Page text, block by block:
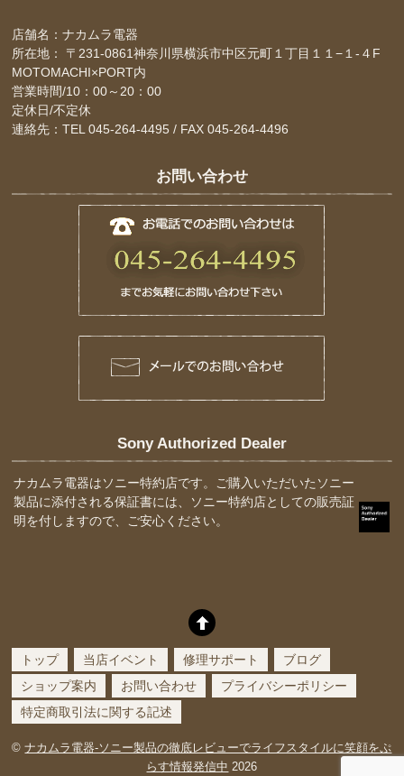
店舗名：ナカムラ電器
所在地： 〒231-0861神奈川県横浜市中区元町１丁目１１−１-４F
MOTOMACHI×PORT内
営業時間/10：00～20：00
定休日/不定休
連絡先：TEL 045-264-4495 / FAX 045-264-4496
お問い合わせ
Sony Authorized Dealer
ナカムラ電器はソニー特約店です。ご購入いただいたソニー
製品に添付される保証書には、ソニー特約店としての販売証
明を付しますので、ご安心ください。
トップ 当店イベント 修理サポート
ブログ
ショップ案内
お問い合わせ
プライバシーポリシー
特定商取引法に関する記述
©ナカムラ電器-ソニー製品の徹底レビューでライフスタイルに笑顔をぷ
らす情報発信中 2026